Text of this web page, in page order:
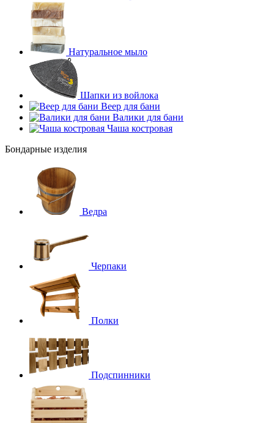
Натуральное мыло
Шапки из войлока
Веер для бани
Валики для бани
Чаша костровая
Бондарные изделия
Ведра
Черпаки
Полки
Подспинники